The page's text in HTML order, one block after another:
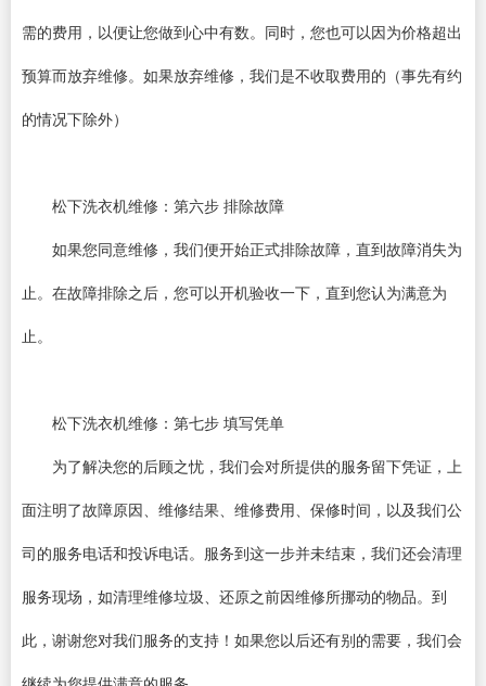
需的费用，以便让您做到心中有数。同时，您也可以因为价格超出
预算而放弃维修。如果放弃维修，我们是不收取费用的（事先有约
的情况下除外）
松下洗衣机维修：第六步 排除故障
如果您同意维修，我们便开始正式排除故障，直到故障消失为
止。在故障排除之后，您可以开机验收一下，直到您认为满意为
止。
松下洗衣机维修：第七步 填写凭单
为了解决您的后顾之忧，我们会对所提供的服务留下凭证，上
面注明了故障原因、维修结果、维修费用、保修时间，以及我们公
司的服务电话和投诉电话。服务到这一步并未结束，我们还会清理
服务现场，如清理维修垃圾、还原之前因维修所挪动的物品。到
此，谢谢您对我们服务的支持！如果您以后还有别的需要，我们会